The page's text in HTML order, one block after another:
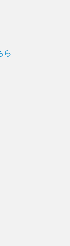
ら